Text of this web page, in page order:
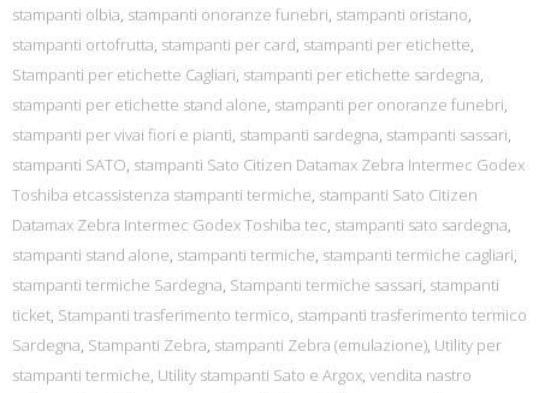
stampanti olbia, stampanti onoranze funebri, stampanti oristano,
stampanti ortofrutta, stampanti per card, stampanti per etichette,
Stampanti per etichette Cagliari, stampanti per etichette sardegna,
stampanti per etichette stand alone, stampanti per onoranze funebri,
stampanti per vivai fiori e pianti, stampanti sardegna, stampanti sassari,
stampanti SATO, stampanti Sato Citizen Datamax Zebra Intermec Godex
Toshiba etcassistenza stampanti termiche, stampanti Sato Citizen
Datamax Zebra Intermec Godex Toshiba tec, stampanti sato sardegna,
stampanti stand alone, stampanti termiche, stampanti termiche cagliari,
stampanti termiche Sardegna, Stampanti termiche sassari, stampanti
ticket, Stampanti trasferimento termico, stampanti trasferimento termico
Sardegna, Stampanti Zebra, stampanti Zebra (emulazione), Utility per
stampanti termiche, Utility stampanti Sato e Argox, vendita nastro